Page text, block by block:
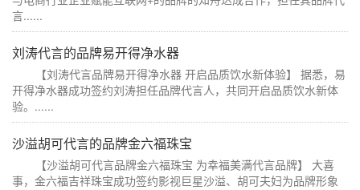
言......
刘涛代言的品牌易开得净水器
【刘涛代言品牌易开得净水器 开启品质饮水新体验】 据悉，易
开得净水器成功签约刘涛担任品牌代言人，共同开启品质饮水新体
验。......
沙溢胡可代言的品牌金六福珠宝
【沙溢胡可代言品牌金六福珠宝 为幸福美满代言品牌】 大喜
事，金六福吉祥珠宝成功签约影视巨星沙溢、胡可夫妇为品牌形象